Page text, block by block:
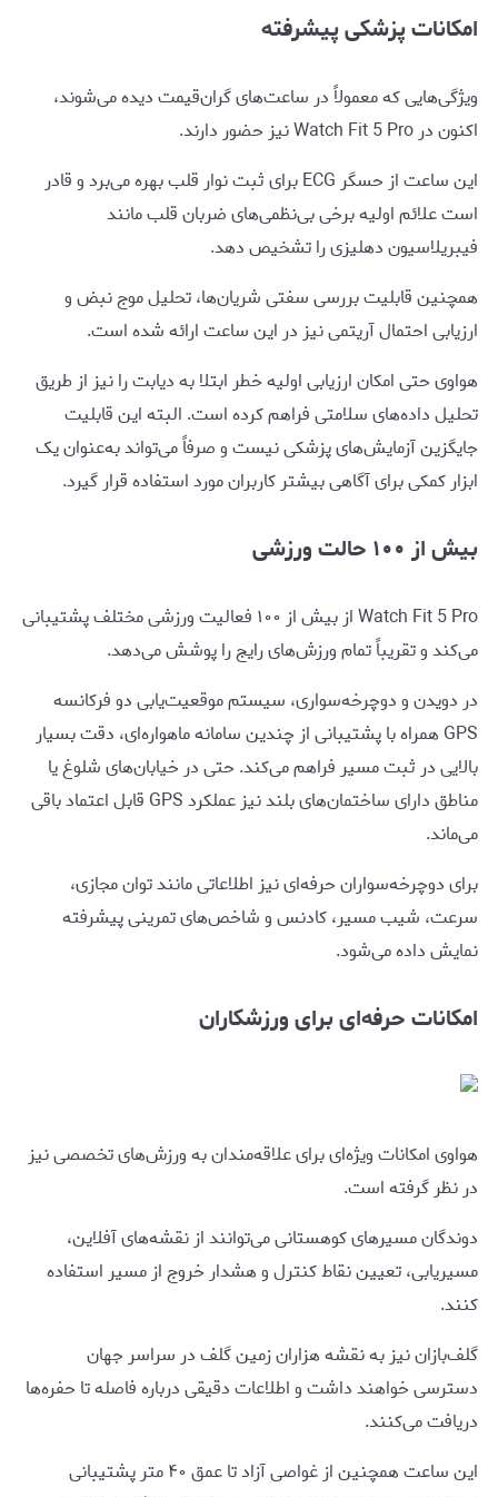
امکانات پزشکی پیشرفته
ویژگی‌هایی که معمولاً در ساعت‌های گران‌قیمت دیده می‌شوند،
اکنون در Watch Fit 5 Pro نیز حضور دارند.
این ساعت از حسگر ECG برای ثبت نوار قلب بهره می‌برد و قادر
است علائم اولیه برخی بی‌نظمی‌های ضربان قلب مانند
فیبریلاسیون دهلیزی را تشخیص دهد.
همچنین قابلیت بررسی سفتی شریان‌ها، تحلیل موج نبض و
ارزیابی احتمال آریتمی نیز در این ساعت ارائه شده است.
هواوی حتی امکان ارزیابی اولیه خطر ابتلا به دیابت را نیز از طریق
تحلیل داده‌های سلامتی فراهم کرده است. البته این قابلیت
جایگزین آزمایش‌های پزشکی نیست و صرفاً می‌تواند به‌عنوان یک
ابزار کمکی برای آگاهی بیشتر کاربران مورد استفاده قرار گیرد.
بیش از ۱۰۰ حالت ورزشی
Watch Fit 5 Pro از بیش از ۱۰۰ فعالیت ورزشی مختلف پشتیبانی
می‌کند و تقریباً تمام ورزش‌های رایج را پوشش می‌دهد.
در دویدن و دوچرخه‌سواری، سیستم موقعیت‌یابی دو فرکانسه
GPS همراه با پشتیبانی از چندین سامانه ماهواره‌ای، دقت بسیار
بالایی در ثبت مسیر فراهم می‌کند. حتی در خیابان‌های شلوغ یا
مناطق دارای ساختمان‌های بلند نیز عملکرد GPS قابل اعتماد باقی
می‌ماند.
برای دوچرخه‌سواران حرفه‌ای نیز اطلاعاتی مانند توان مجازی،
سرعت، شیب مسیر، کادنس و شاخص‌های تمرینی پیشرفته
نمایش داده می‌شود.
امکانات حرفه‌ای برای ورزشکاران
هواوی امکانات ویژه‌ای برای علاقه‌مندان به ورزش‌های تخصصی نیز
در نظر گرفته است.
دوندگان مسیرهای کوهستانی می‌توانند از نقشه‌های آفلاین،
مسیریابی، تعیین نقاط کنترل و هشدار خروج از مسیر استفاده
کنند.
گلف‌بازان نیز به نقشه هزاران زمین گلف در سراسر جهان
دسترسی خواهند داشت و اطلاعات دقیقی درباره فاصله تا حفره‌ها
دریافت می‌کنند.
این ساعت همچنین از غواصی آزاد تا عمق ۴۰ متر پشتیبانی